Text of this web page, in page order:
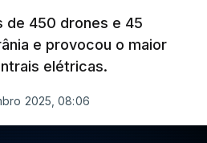
de 450 drones e 45
e provocou o maior
elétricas.
2025, 08:06